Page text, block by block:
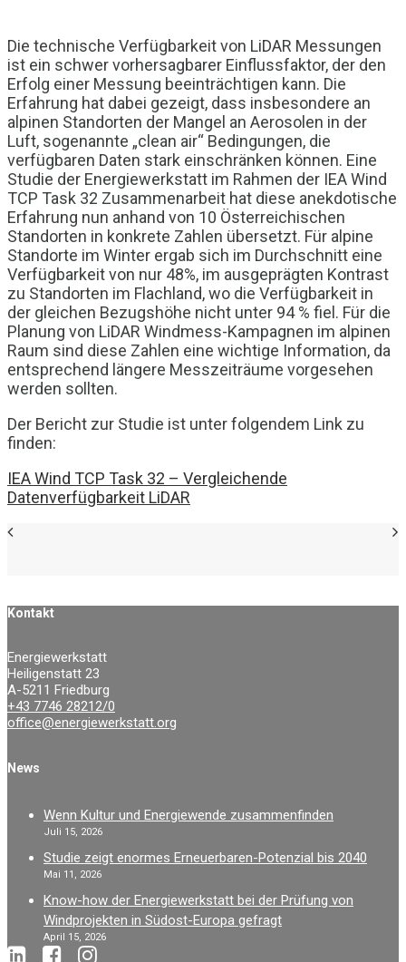
Die technische Verfügbarkeit von LiDAR Messungen
ist ein schwer vorhersagbarer Einflussfaktor, der den
Erfolg einer Messung beeinträchtigen kann. Die
Erfahrung hat dabei gezeigt, dass insbesondere an
alpinen Standorten der Mangel an Aerosolen in der
Luft, sogenannte „clean air“ Bedingungen, die
verfügbaren Daten stark einschränken können. Eine
Studie der Energiewerkstatt im Rahmen der IEA Wind
TCP Task 32 Zusammenarbeit hat diese anekdotische
Erfahrung nun anhand von 10 Österreichischen
Standorten in konkrete Zahlen übersetzt. Für alpine
Standorte im Winter ergab sich im Durchschnitt eine
Verfügbarkeit von nur 48%, im ausgeprägten Kontrast
zu Standorten im Flachland, wo die Verfügbarkeit in
der gleichen Bezugshöhe nicht unter 94 % fiel. Für die
Planung von LiDAR Windmess-Kampagnen im alpinen
Raum sind diese Zahlen eine wichtige Information, da
entsprechend längere Messzeiträume vorgesehen
werden sollten.
Der Bericht zur Studie ist unter folgendem Link zu
finden:
IEA Wind TCP Task 32 – Vergleichende
Datenverfügbarkeit LiDAR
Kontakt
Energiewerkstatt
Heiligenstatt 23
A-5211 Friedburg
+43 7746 28212/0
office@energiewerkstatt.org
News
Wenn Kultur und Energiewende zusammenfinden
Juli 15, 2026
Studie zeigt enormes Erneuerbaren-Potenzial bis 2040
Mai 11, 2026
Know-how der Energiewerkstatt bei der Prüfung von
Windprojekten in Südost-Europa gefragt
April 15, 2026